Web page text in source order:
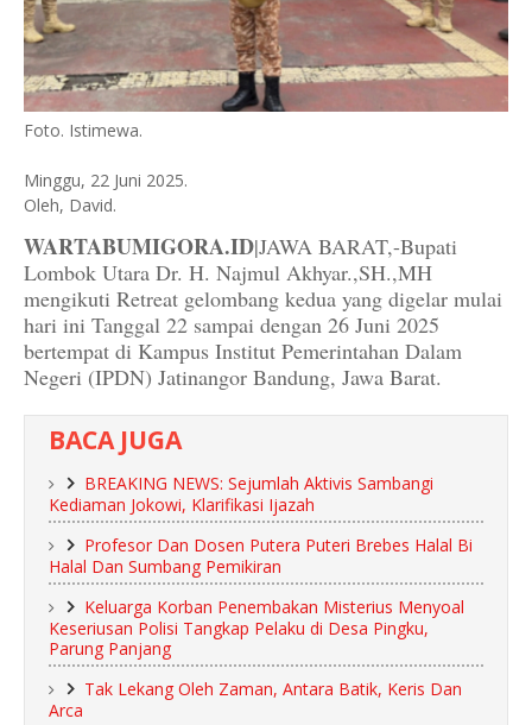
Foto. Istimewa.
Minggu, 22 Juni 2025.
Oleh, David.
WARTABUMIGORA.ID|JAWA BARAT,-Bupati
Lombok Utara Dr. H. Najmul Akhyar.,SH.,MH
mengikuti Retreat gelombang kedua yang digelar mulai
hari ini Tanggal 22 sampai dengan 26 Juni 2025
bertempat di Kampus Institut Pemerintahan Dalam
Negeri (IPDN) Jatinangor Bandung, Jawa Barat.
BACA JUGA
BREAKING NEWS: Sejumlah Aktivis Sambangi
Kediaman Jokowi, Klarifikasi Ijazah
Profesor Dan Dosen Putera Puteri Brebes Halal Bi
Halal Dan Sumbang Pemikiran
Keluarga Korban Penembakan Misterius Menyoal
Keseriusan Polisi Tangkap Pelaku di Desa Pingku,
Parung Panjang
Tak Lekang Oleh Zaman, Antara Batik, Keris Dan
Arca